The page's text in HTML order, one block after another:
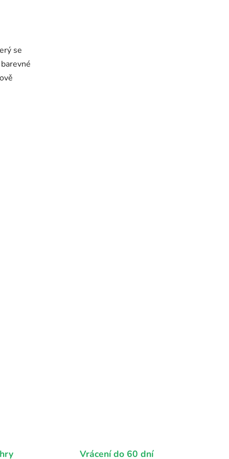
se
Vrácení do 60 dní